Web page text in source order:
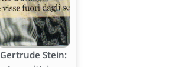
Gertrude Stein: